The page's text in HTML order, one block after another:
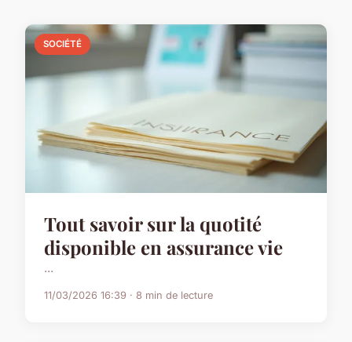
SOCIÉTÉ
Tout savoir sur la quotité
disponible en assurance vie
...
11/03/2026 16:39 · 8 min de lecture